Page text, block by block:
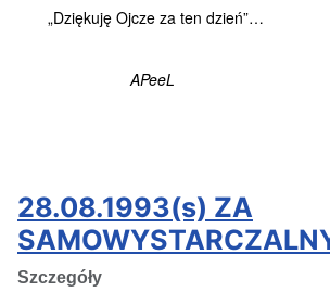
„Dziękuję Ojcze za ten dzień”…
APeeL
28.08.1993(s) ZA
Szczegóły